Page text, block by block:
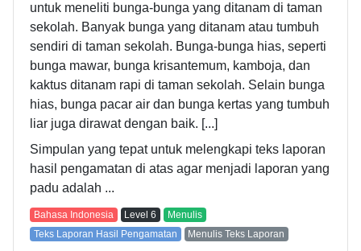
untuk meneliti bunga-bunga yang ditanam di taman
sekolah. Banyak bunga yang ditanam atau tumbuh
sendiri di taman sekolah. Bunga-bunga hias, seperti
bunga mawar, bunga krisantemum, kamboja, dan
kaktus ditanam rapi di taman sekolah. Selain bunga
hias, bunga pacar air dan bunga kertas yang tumbuh
liar juga dirawat dengan baik. [...]
Simpulan yang tepat untuk melengkapi teks laporan
hasil pengamatan di atas agar menjadi laporan yang
padu adalah ...
Bahasa Indonesia Level 6
Menulis
Teks Laporan Hasil Pengamatan
Menulis Teks Laporan